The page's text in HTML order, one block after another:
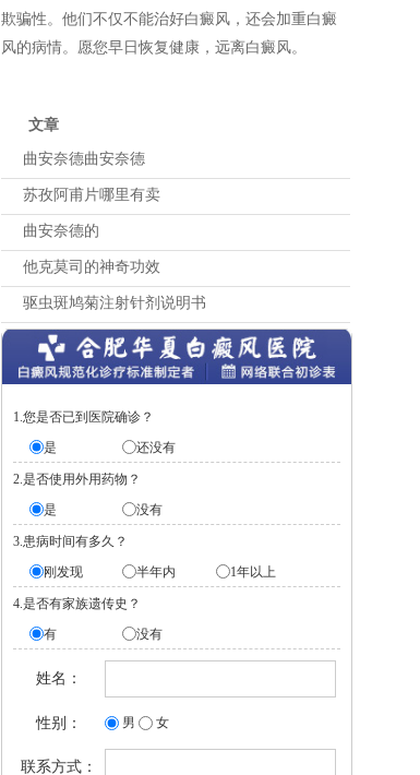
欺骗性。他们不仅不能治好白癜风，还会加重白癜
风的病情。愿您早日恢复健康，远离白癜风。
文章
曲安奈德曲安奈德
苏孜阿甫片哪里有卖
曲安奈德的
他克莫司的神奇功效
驱虫斑鸠菊注射针剂说明书
1.您是否已到医院确诊？
是
还没有
2.是否使用外用药物？
是
没有
3.患病时间有多久？
刚发现
半年内 1年以上
4.是否有家族遗传史？
有
没有
姓名：
性别： 男 女
联系方式：